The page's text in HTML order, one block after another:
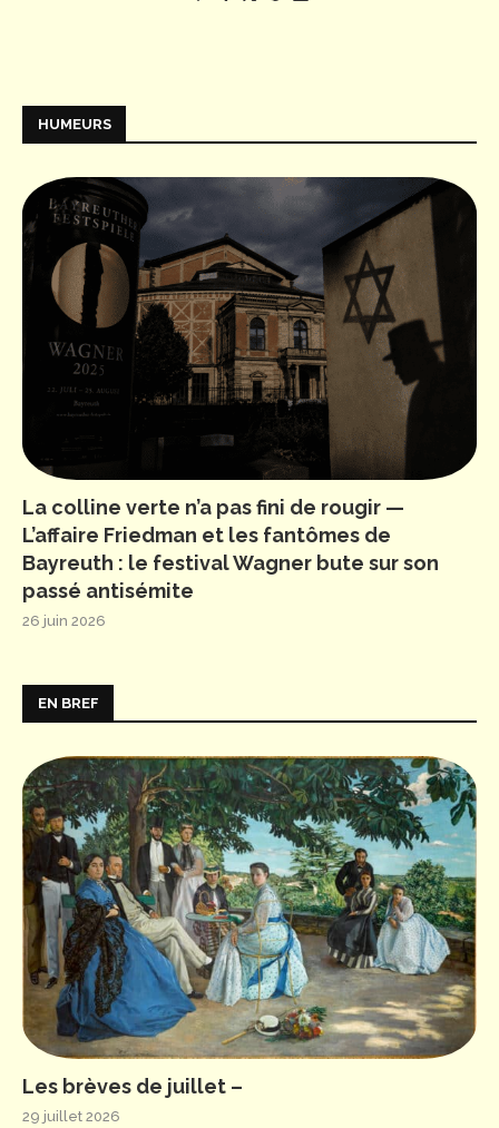
HUMEURS
La colline verte n’a pas fini de rougir —
L’affaire Friedman et les fantômes de
Bayreuth : le festival Wagner bute sur son
passé antisémite
26 juin 2026
EN BREF
Les brèves de juillet –
29 juillet 2026